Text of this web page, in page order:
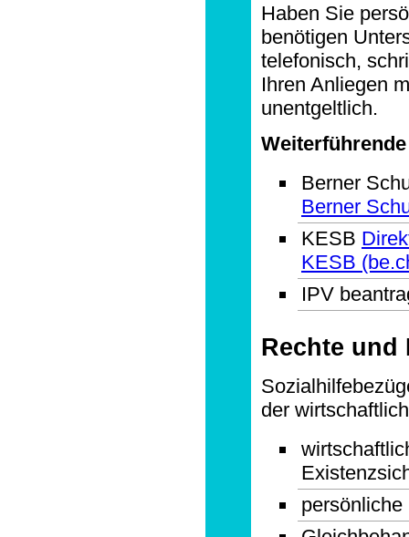
Haben Sie
benötigen
telefonisch,
Ihren Anliegen
unentgeltlich.
Berner
Berner
KESB
KESB
IPV
Rechte und
der
persönliche